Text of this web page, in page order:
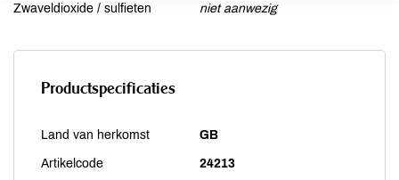
Zwaveldioxide / sulfieten
niet aanwezig
Productspecificaties
Land van herkomst GB
Artikelcode 24213